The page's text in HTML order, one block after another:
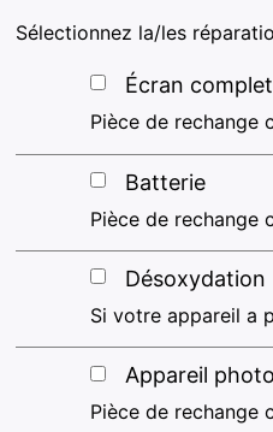
Sélectionnez la/les
Écran complet
Pièce de rechange
Batterie
Pièce de rechange
Désoxydation
Si votre appareil a
Appareil
Pièce de rechange